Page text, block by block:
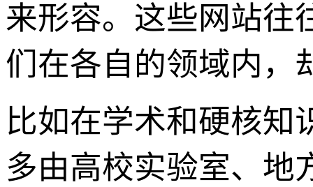
来形容。这些网站往
们在各自的领域内，
比如在学术和硬核知
多由高校实验室、地